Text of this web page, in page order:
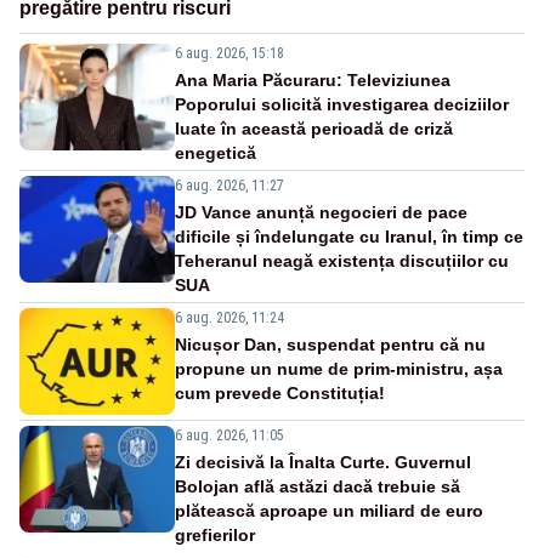
pregătire pentru riscuri
6 aug. 2026, 15:18
Ana Maria Păcuraru: Televiziunea
Poporului solicită investigarea deciziilor
luate în această perioadă de criză
enegetică
6 aug. 2026, 11:27
JD Vance anunță negocieri de pace
dificile și îndelungate cu Iranul, în timp ce
Teheranul neagă existența discuțiilor cu
SUA
6 aug. 2026, 11:24
Nicușor Dan, suspendat pentru că nu
propune un nume de prim-ministru, așa
cum prevede Constituția!
6 aug. 2026, 11:05
Zi decisivă la Înalta Curte. Guvernul
Bolojan află astăzi dacă trebuie să
plătească aproape un miliard de euro
grefierilor